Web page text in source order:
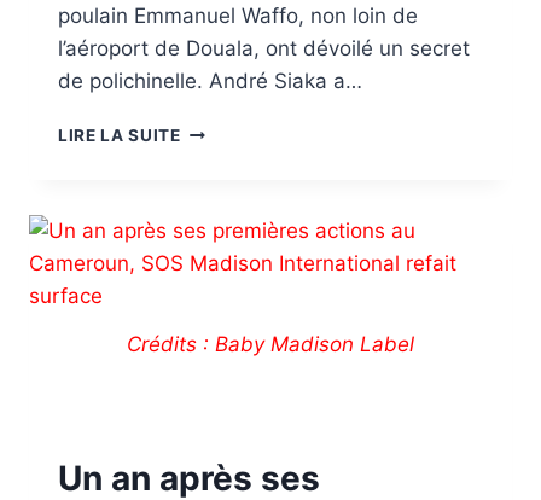
poulain Emmanuel Waffo, non loin de
l’aéroport de Douala, ont dévoilé un secret
de polichinelle. André Siaka a…
LIRE LA SUITE
Crédits : Baby Madison Label
Un an après ses